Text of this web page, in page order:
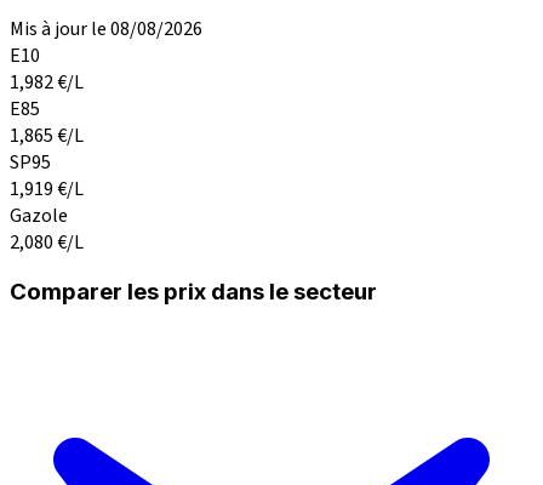
Mis à jour le 08/08/2026
E10
1,982€/L
E85
1,865€/L
SP95
1,919€/L
Gazole
2,080€/L
Comparer les prix dans le secteur